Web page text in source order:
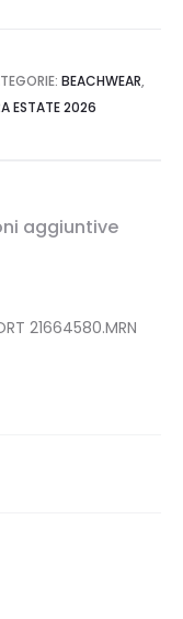
BEACHWEAR,
ESTATE 2026
aggiuntive
21664580.MRN